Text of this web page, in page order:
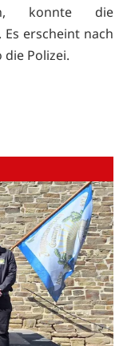
konnte die
erscheint nach
Polizei.